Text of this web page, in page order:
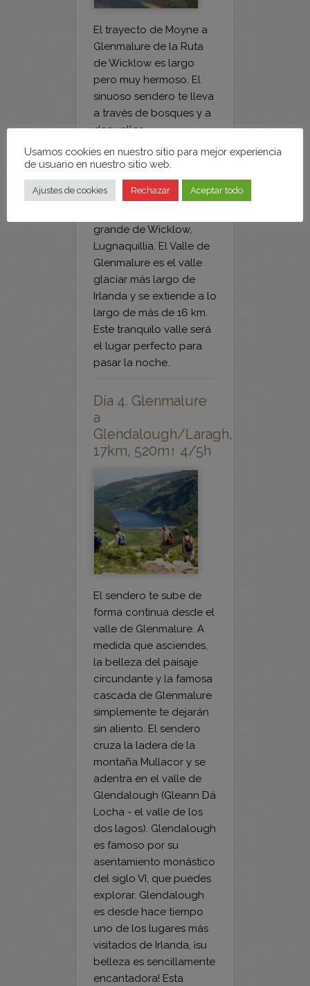
de Wicklow es largo
pero muy hermoso. El
sinuoso sendero te lleva
a través de bosques y a
dos valles
espectaculares, el valle
de Ow y el valle de
Glenmalure. El Valle de
Ow se encuentra en la
base de la montaña más
grande de Wicklow,
Glenmalure es el valle
glaciar más largo de
Irlanda y se extiende a lo
largo de más de 16 km.
Este tranquilo valle será
el lugar perfecto para
pasar la noche.
Día 4. Glenmalure
Glendalough/Laragh,
17km, 520m↑ 4/5h
El sendero te sube de
valle de Glenmalure. A
medida que asciendes,
la belleza del paisaje
circundante y la famosa
cascada de Glenmalure
simplemente te dejarán
sin aliento. El sendero
cruza la ladera de la
montaña Mullacor y se
adentra en el valle de
Glendalough (Gleann Dá
Locha - el valle de los
dos lagos). Glendalough
es famoso por su
asentamiento monástico
del siglo VI, que puedes
explorar. Glendalough
es desde hace tiempo
uno de los lugares más
visitados de Irlanda, ¡su
belleza es sencillamente
encantadora! Esta
noche te alojarás en
Glendalough o en el
Usamos cookies en nuestro sitio para mejor experiencia
de usuario en nuestro sitio web.
Ajustes de cookies Rechazar Aceptar todo